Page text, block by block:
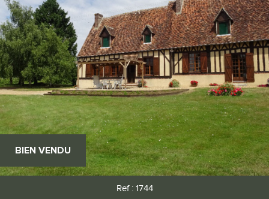
BIEN VENDU
Ref : 1744